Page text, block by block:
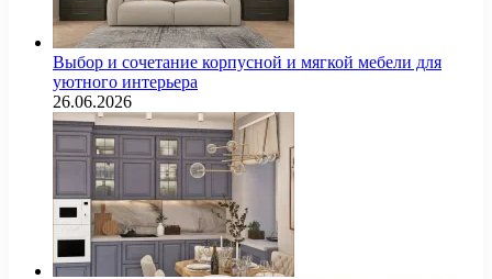
Выбор и сочетание корпусной и мягкой мебели для
уютного интерьера
26.06.2026